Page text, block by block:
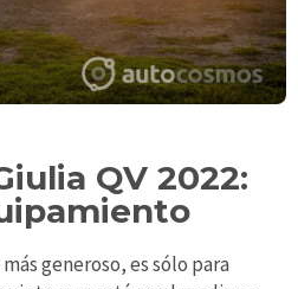
QV 2022:
generoso, es sólo para